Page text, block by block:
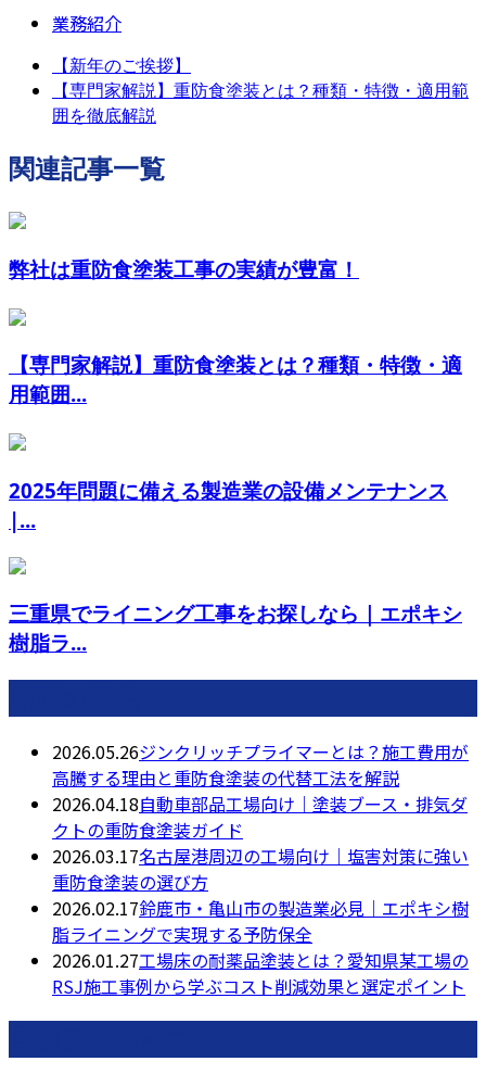
業務紹介
【新年のご挨拶】
【専門家解説】重防食塗装とは？種類・特徴・適用範
囲を徹底解説
関連記事一覧
弊社は重防食塗装工事の実績が豊富！
【専門家解説】重防食塗装とは？種類・特徴・適
用範囲...
2025年問題に備える製造業の設備メンテナンス
|...
三重県でライニング工事をお探しなら｜エポキシ
樹脂ラ...
2026.05.26ジンクリッチプライマーとは？施工費用が
高騰する理由と重防食塗装の代替工法を解説
2026.04.18自動車部品工場向け｜塗装ブース・排気ダ
クトの重防食塗装ガイド
2026.03.17名古屋港周辺の工場向け｜塩害対策に強い
重防食塗装の選び方
2026.02.17鈴鹿市・亀山市の製造業必見｜エポキシ樹
脂ライニングで実現する予防保全
2026.01.27工場床の耐薬品塗装とは？愛知県某工場の
RSJ施工事例から学ぶコスト削減効果と選定ポイント